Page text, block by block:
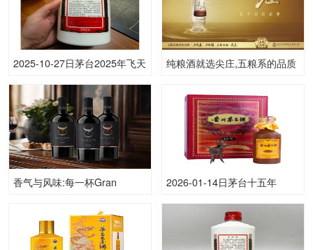
2025-10-27日茅台2025年飞天
(散)53.00度酒价格为1,715一
瓶，下跌 15元
纯粮酒就选尖庄,五粮系的品质
香气与风味:每一杯Gran
的炼金术
2026-01-14日茅台十五年